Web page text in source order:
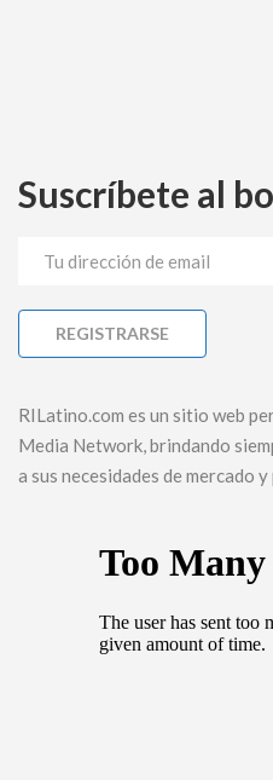
Suscríbete al
RILatino.com es un sitio web
Media Network, brindando
a sus necesidades de mercado